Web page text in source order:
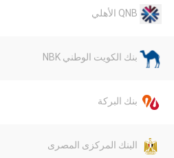
بنك الكويت الوطني NBK
بنك البركة
البنك المركزى المصرى